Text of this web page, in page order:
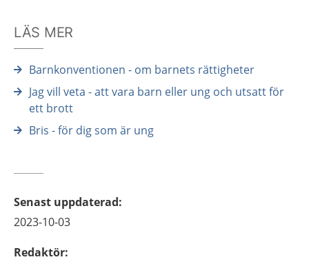
LÄS MER
Barnkonventionen - om barnets rättigheter
Jag vill veta - att vara barn eller ung och utsatt för
ett brott
Bris - för dig som är ung
Senast uppdaterad:
2023-10-03
Redaktör: